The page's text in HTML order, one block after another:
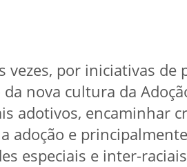
vezes, por iniciativas de
nova cultura da
adotivos, encaminhar
adoção e
especiais e inter-